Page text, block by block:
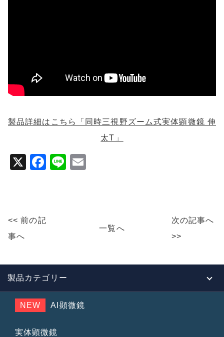
製品詳細はこちら「同時三視野ズーム式実体顕微鏡 伸
太T」
X
F
k
Li
<< 前の記
事へ
一覧へ
次の記事へ
>>
製品カテゴリー
NEW AI顕微鏡
実体顕微鏡